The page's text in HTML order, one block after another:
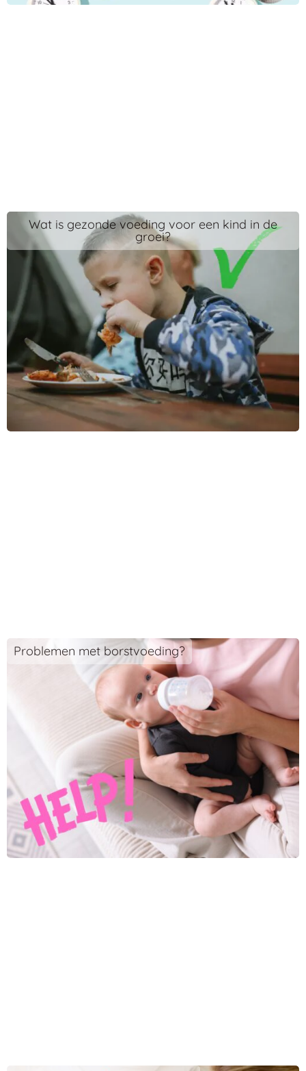
Wat is gezonde voeding voor een kind in de
groei?
Problemen met borstvoeding?